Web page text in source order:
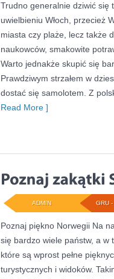
Trudno generalnie dziwić się
uwielbieniu Włoch, przecież
miasta czy plaże, lecz także
naukowców, smakowite
Warto jednakże skupić się
Prawdziwym strzałem w
dostać się samolotem. Z
Read More ]
GRU
ADMIN
Poznaj piękno Norwegii Na
się bardzo wiele państw, a w
które są wprost pełne
turystycznych i widoków.